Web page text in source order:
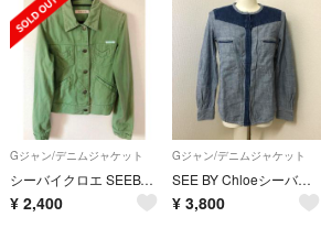
Gジャン/デニムジャケット
シーバイクロエ SEEBYCHLOE デニムジャケット
¥ 2,400
Gジャン/デニムジャケット
SEE BY Chloeシーバイクロエ デニムジャケット
¥ 3,800